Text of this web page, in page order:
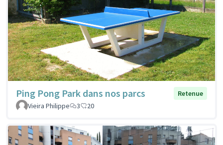
Ping Pong Park dans nos parcs
Retenue
Vieira Philippe
3 20